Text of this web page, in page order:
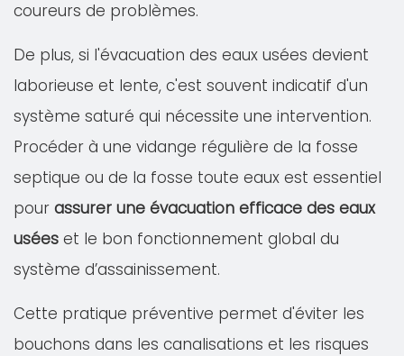
coureurs de problèmes.
De plus, si l'évacuation des eaux usées devient
laborieuse et lente, c'est souvent indicatif d'un
système saturé qui nécessite une intervention.
Procéder à une vidange régulière de la fosse
septique ou de la fosse toute eaux est essentiel
pour assurer une évacuation efficace des eaux
usées et le bon fonctionnement global du
système d’assainissement.
Cette pratique préventive permet d'éviter les
bouchons dans les canalisations et les risques